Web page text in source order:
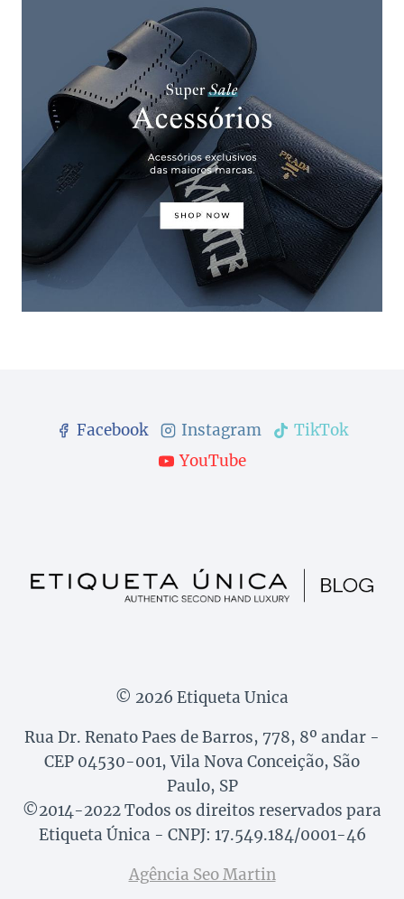
Facebook Instagram
TikTok
YouTube
© 2026 Etiqueta Unica
Rua Dr. Renato Paes de Barros, 778, 8º andar -
CEP 04530-001, Vila Nova Conceição, São
Paulo, SP
©2014-2022 Todos os direitos reservados para
Etiqueta Única - CNPJ: 17.549.184/0001-46
Agência Seo Martin